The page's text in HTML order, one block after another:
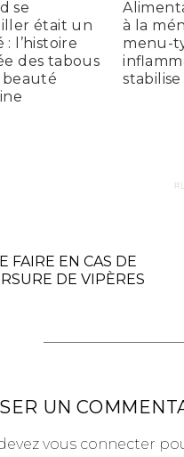
se
était un
: l’histoire
des tabous
beauté
à la
menu-
FAIRE EN CAS DE
DE VIPÈRES
UN
vous connecter